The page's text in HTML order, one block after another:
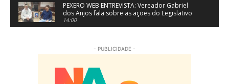
PEXERO WEB ENTREVISTA: Vereador Gabriel
dos Anjos fala sobre as ações do Legislativo
de Navegantes
14:00
Dr. Virlei Primo Jr da LV Clínica Médica da
Família fala sobre especialidade medicina da
família
05:47
- PUBLICIDADE -